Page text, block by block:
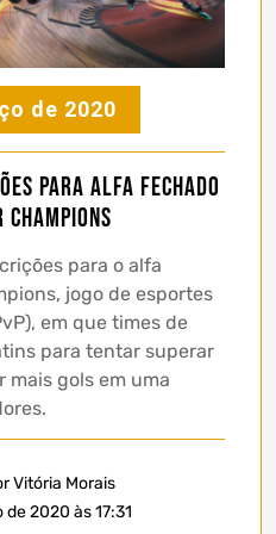
de 2020
para alfa fechado
para o alfa
jogo de esportes
em que times de
para tentar superar
mais gols em uma
Vitória Morais
de 2020 às 17:31